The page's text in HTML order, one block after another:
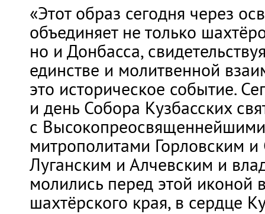
«Этот образ сегодня через
объединяет не только
но и Донбасса,
единстве и молитвенной
это историческое событие.
и день Собора Кузбасских
с
митрополитами Горловским и
Луганским и Алчевским и
молились перед этой иконой
шахтёрского края, в сердце